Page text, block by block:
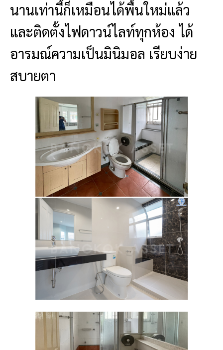
นานเท่านี้ก็เหมือนได้พื้นใหม่แล้ว
และติดตั้งไฟดาวน์ไลท์ทุกห้อง ได้
อารมณ์ความเป็นมินิมอล เรียบง่าย
สบายตา